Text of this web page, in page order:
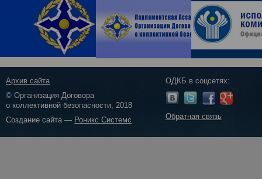
Архив сайта
© Организация Договора
о коллективной безопасности, 2018
Создание сайта — Роникс Системс
ОДКБ в соцсетях:
Обратная связь